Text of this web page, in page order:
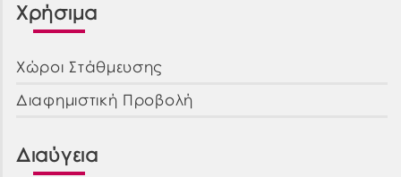
Χρήσιμα
Χώροι Στάθμευσης
Διαφημιστική Προβολή
Διαύγεια